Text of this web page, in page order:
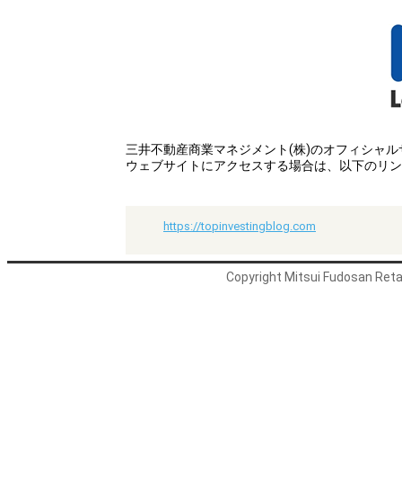
三井不動産商業マネジメント(株)のオフィシャ
ウェブサイトにアクセスする場合は、以下のリ
https://topinvestingblog.com
Copyright Mitsui Fudosan